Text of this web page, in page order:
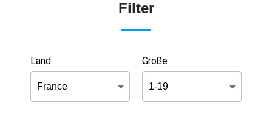
Filter
Land Größe